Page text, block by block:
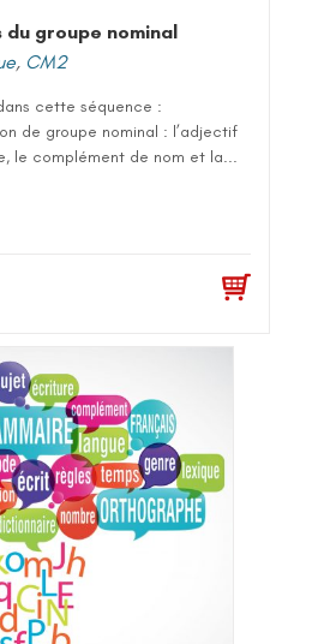
du groupe nominal
, CM2
cette séquence :
de groupe nominal : l’adjectif
le complément de nom et la...